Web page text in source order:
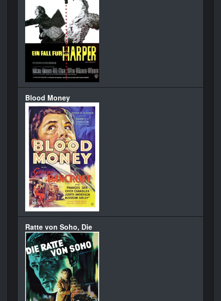
Blood Money
Ratte von Soho, Die